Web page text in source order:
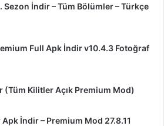
Sezon İndir – Tüm Bölümler – Türkçe
Full Apk İndir v10.4.3 Fotoğraf
(Tüm Kilitler Açık Premium Mod)
İndir – Premium Mod 27.8.11